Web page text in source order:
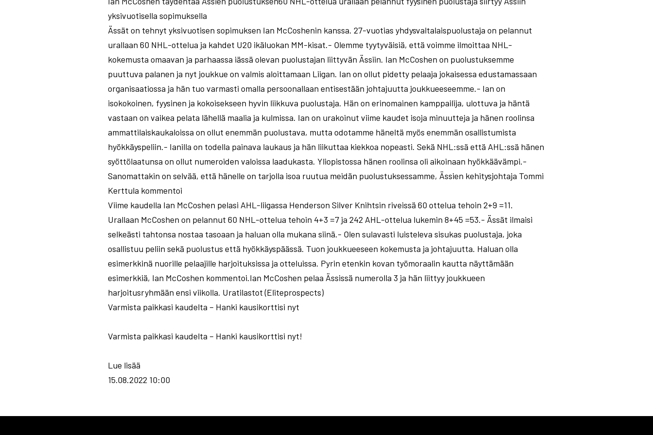
yksivuotisella sopimuksella
Ässät on tehnyt yksivuotisen sopimuksen Ian McCoshenin kanssa. 27-vuotias yhdysvaltalaispuolustaja on pelannut
urallaan 60 NHL-ottelua ja kahdet U20 ikäluokan MM-kisat.- Olemme tyytyväisiä, että voimme ilmoittaa NHL-
kokemusta omaavan ja parhaassa iässä olevan puolustajan liittyvän Ässiin. Ian McCoshen on puolustuksemme
puuttuva palanen ja nyt joukkue on valmis aloittamaan Liigan. Ian on ollut pidetty pelaaja jokaisessa edustamassaan
organisaatiossa ja hän tuo varmasti omalla persoonallaan entisestään johtajuutta joukkueeseemme.- Ian on
isokokoinen, fyysinen ja kokoisekseen hyvin liikkuva puolustaja. Hän on erinomainen kamppailija, ulottuva ja häntä
vastaan on vaikea pelata lähellä maalia ja kulmissa. Ian on urakoinut viime kaudet isoja minuutteja ja hänen roolinsa
ammattilaiskaukaloissa on ollut enemmän puolustava, mutta odotamme häneltä myös enemmän osallistumista
hyökkäyspeliin.- Ianilla on todella painava laukaus ja hän liikuttaa kiekkoa nopeasti. Sekä NHL:ssä että AHL:ssä hänen
syöttölaatunsa on ollut numeroiden valoissa laadukasta. Yliopistossa hänen roolinsa oli aikoinaan hyökkäävämpi.-
Sanomattakin on selvää, että hänelle on tarjolla isoa ruutua meidän puolustuksessamme, Ässien kehitysjohtaja Tommi
Kerttula kommentoi
Viime kaudella Ian McCoshen pelasi AHL-liigassa Henderson Silver Knihtsin riveissä 60 ottelua tehoin 2+9 =11.
Urallaan McCoshen on pelannut 60 NHL-ottelua tehoin 4+3 =7 ja 242 AHL-ottelua lukemin 8+45 =53.- Ässät ilmaisi
selkeästi tahtonsa nostaa tasoaan ja haluan olla mukana siinä.- Olen sulavasti luisteleva sisukas puolustaja, joka
osallistuu peliin sekä puolustus että hyökkäyspäässä. Tuon joukkueeseen kokemusta ja johtajuutta. Haluan olla
esimerkkinä nuorille pelaajille harjoituksissa ja otteluissa. Pyrin etenkin kovan työmoraalin kautta näyttämään
esimerkkiä, Ian McCoshen kommentoi.Ian McCoshen pelaa Ässissä numerolla 3 ja hän liittyy joukkueen
harjoitusryhmään ensi viikolla. Uratilastot (Eliteprospects)
Varmista paikkasi kaudelta – Hanki kausikorttisi nyt
Varmista paikkasi kaudelta – Hanki kausikorttisi nyt!
Lue lisää
15.08.2022 10:00